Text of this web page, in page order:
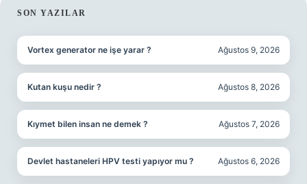
SIDEBAR
SON YAZILAR
Vortex generator ne işe yarar ? Ağustos 9, 2026
Kutan kuşu nedir ? Ağustos 8, 2026
Kıymet bilen insan ne demek ? Ağustos 7, 2026
Devlet hastaneleri HPV testi yapıyor mu ? Ağustos 6, 2026